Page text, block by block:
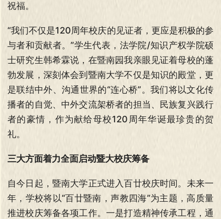
祝福。
“我们不仅是120周年校庆的见证者，更应是积极的参
与者和贡献者。”学生代表，法学院/知识产权学院硕
士研究生韩希霖说，在暨南园我亲眼见证着母校的蓬
勃发展，深刻体会到暨南大学不仅是知识的殿堂，更
是联结中外、沟通世界的“连心桥”。我们将以文化传
播者的自觉、中外交流架桥者的担当、民族复兴践行
者的豪情，作为献给母校120周年华诞最珍贵的贺
礼。
三大方面着力全面启动暨大校庆筹备
自今日起，暨南大学正式进入百廿校庆时间。未来一
年，学校将以“百廿暨南，声教四海”为主题，高质量
推进校庆筹备各项工作。一是打造精神传承工程，通